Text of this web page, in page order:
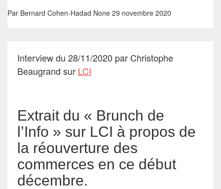
Par Bernard Cohen-Hadad None 29 novembre 2020
Interview du 28/11/2020 par Christophe
Beaugrand sur LCI
Extrait du « Brunch de
l’Info » sur LCI à propos de
la réouverture des
commerces en ce début
décembre.